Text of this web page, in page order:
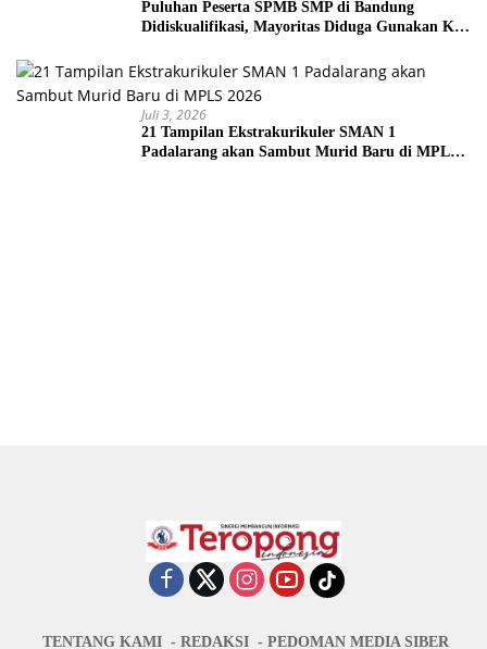
Puluhan Peserta SPMB SMP di Bandung
Didiskualifikasi, Mayoritas Diduga Gunakan KK
Juli 3, 2026
21 Tampilan Ekstrakurikuler SMAN 1
Padalarang akan Sambut Murid Baru di MPLS
TENTANG KAMI REDAKSI PEDOMAN MEDIA SIBER